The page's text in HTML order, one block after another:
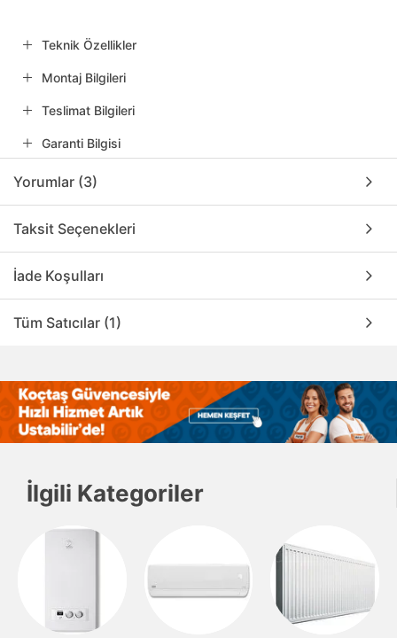
Teknik Özellikler
Montaj Bilgileri
Teslimat Bilgileri
Garanti Bilgisi
Yorumlar (3)
Taksit Seçenekleri
İade Koşulları
Tüm Satıcılar (1)
İlgili Kategoriler